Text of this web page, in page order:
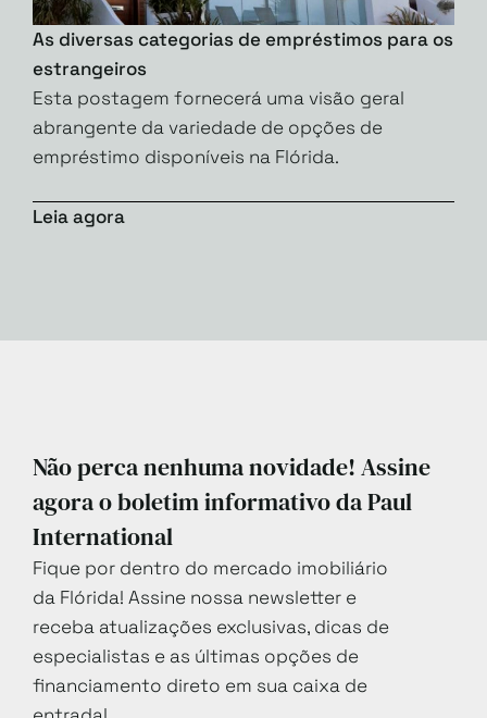
As diversas categorias de empréstimos para os
estrangeiros
Esta postagem fornecerá uma visão geral
abrangente da variedade de opções de
empréstimo disponíveis na Flórida.
Leia agora
Não perca nenhuma novidade! Assine
agora o boletim informativo da Paul
International
Fique por dentro do mercado imobiliário
da Flórida! Assine nossa newsletter e
receba atualizações exclusivas, dicas de
especialistas e as últimas opções de
financiamento direto em sua caixa de